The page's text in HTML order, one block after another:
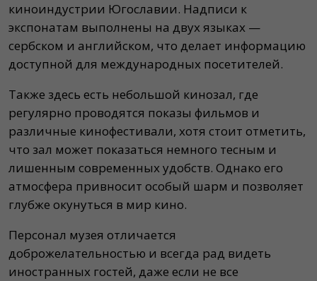
киноиндустрии Югославии. Надписи к
экспонатам выполнены на двух языках —
сербском и английском, что делает информацию
доступной для международных посетителей.
Также здесь есть небольшой кинозал, где
регулярно проводятся показы фильмов и
различные кинофестивали, хотя стоит отметить,
что зал может показаться немного тесным и
лишенным современных удобств. Однако его
атмосфера привносит особый шарм и позволяет
глубже окунуться в мир кино.
Персонал музея отличается
доброжелательностью и всегда рад видеть
иностранных гостей, даже если не все